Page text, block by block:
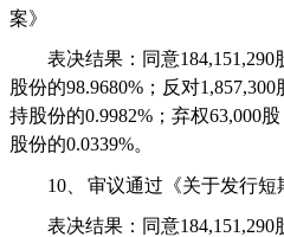
案》
表决结果：同意184,151,290
股份的98.9680% ；反对1,857,300
持股份的0.9982% ；弃权63,000
股份的0.0339%。
10、 审议通过《关于发行短
表决结果：同意184,151,290